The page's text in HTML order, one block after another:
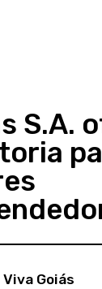
S.A.
Viva Goiás